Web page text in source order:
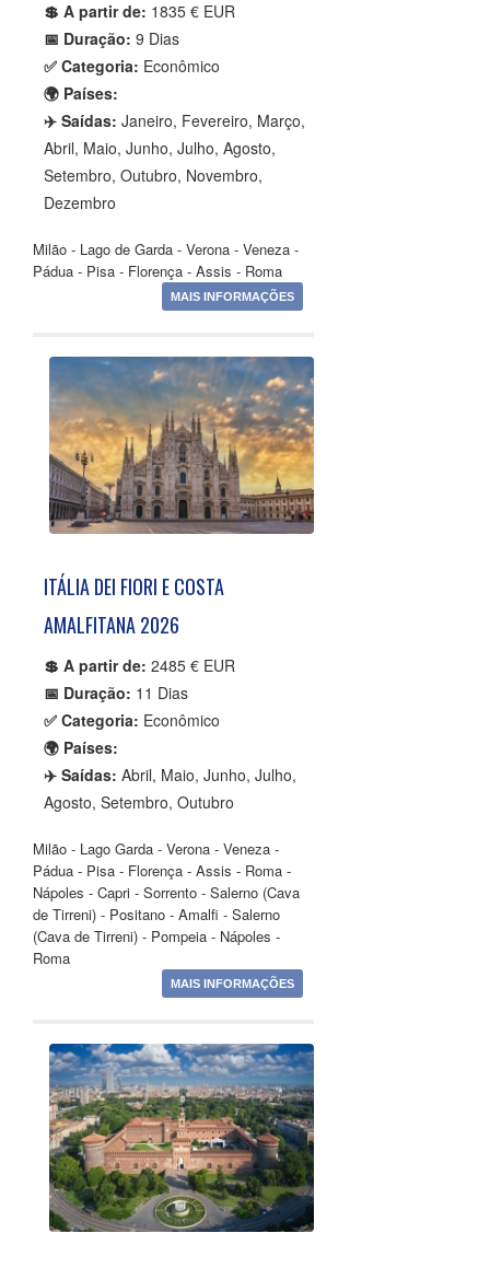
💲 A partir de: 1835 € EUR
📅 Duração: 9 Dias
✅ Categoria: Econômico
🌍 Países:
✈️ Saídas: Janeiro, Fevereiro, Março,
Abril, Maio, Junho, Julho, Agosto,
Setembro, Outubro, Novembro,
Dezembro
Milão - Lago de Garda - Verona - Veneza -
Pádua - Pisa - Florença - Assis - Roma
MAIS INFORMAÇÕES
ITÁLIA DEI FIORI E COSTA
AMALFITANA 2026
💲 A partir de: 2485 € EUR
📅 Duração: 11 Dias
✅ Categoria: Econômico
🌍 Países:
✈️ Saídas: Abril, Maio, Junho, Julho,
Agosto, Setembro, Outubro
Milão - Lago Garda - Verona - Veneza -
Pádua - Pisa - Florença - Assis - Roma -
Nápoles - Capri - Sorrento - Salerno (Cava
de Tirreni) - Positano - Amalfi - Salerno
(Cava de Tirreni) - Pompeia - Nápoles -
Roma
MAIS INFORMAÇÕES